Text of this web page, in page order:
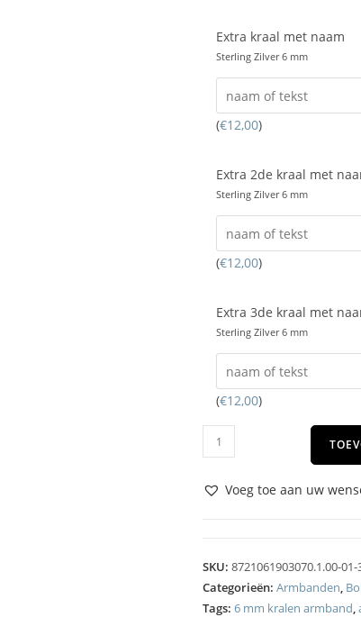
Extra kraal met naam
Sterling Zilver 6 mm
(€12,00)
Extra 2de kraal met
Sterling Zilver 6 mm
(€12,00)
Extra 3de kraal met
Sterling Zilver 6 mm
(€12,00)
Voeg toe aan uw
SKU: 8721061903070.1.00-01-
Categorieën: Armbanden,
Tags: 6 mm kralen armband,